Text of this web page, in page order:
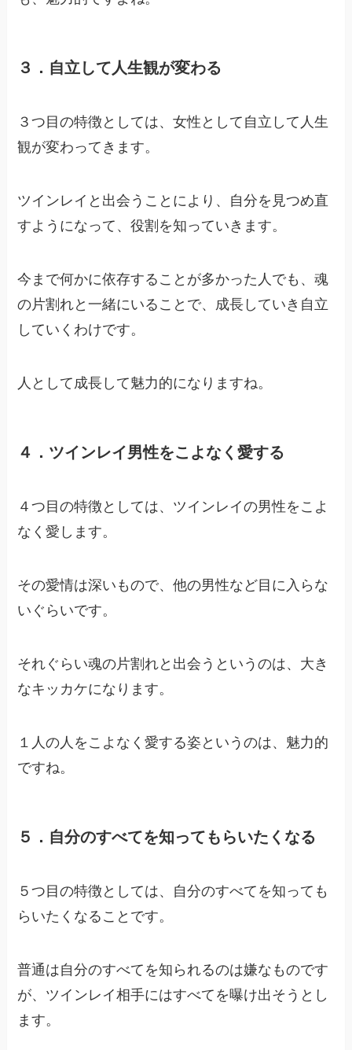
３．自立して人生観が変わる
３つ目の特徴としては、女性として自立して人生
観が変わってきます。
ツインレイと出会うことにより、自分を見つめ直
すようになって、役割を知っていきます。
今まで何かに依存することが多かった人でも、魂
の片割れと一緒にいることで、成長していき自立
していくわけです。
人として成長して魅力的になりますね。
４．ツインレイ男性をこよなく愛する
４つ目の特徴としては、ツインレイの男性をこよ
なく愛します。
その愛情は深いもので、他の男性など目に入らな
いぐらいです。
それぐらい魂の片割れと出会うというのは、大き
なキッカケになります。
１人の人をこよなく愛する姿というのは、魅力的
ですね。
５．自分のすべてを知ってもらいたくなる
５つ目の特徴としては、自分のすべてを知っても
らいたくなることです。
普通は自分のすべてを知られるのは嫌なものです
が、ツインレイ相手にはすべてを曝け出そうとし
ます。